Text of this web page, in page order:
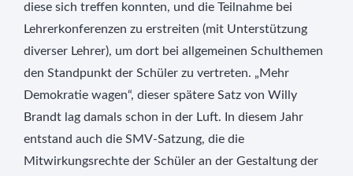
diese sich treffen konnten, und die Teilnahme bei
Lehrerkonferenzen zu erstreiten (mit Unterstützung
diverser Lehrer), um dort bei allgemeinen Schulthemen
den Standpunkt der Schüler zu vertreten. „Mehr
Demokratie wagen“, dieser spätere Satz von Willy
Brandt lag damals schon in der Luft. In diesem Jahr
entstand auch die SMV-Satzung, die die
Mitwirkungsrechte der Schüler an der Gestaltung der